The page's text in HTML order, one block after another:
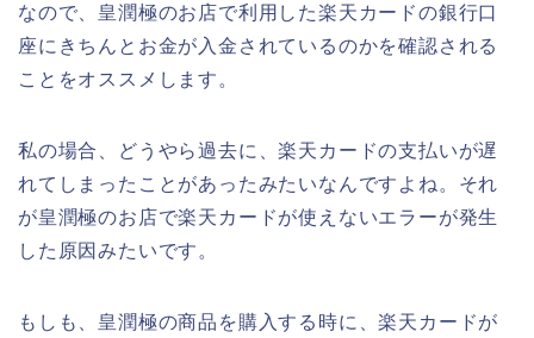
なので、皇潤極のお店で利用した楽天カードの銀行口
座にきちんとお金が入金されているのかを確認される
ことをオススメします。
私の場合、どうやら過去に、楽天カードの支払いが遅
れてしまったことがあったみたいなんですよね。それ
が皇潤極のお店で楽天カードが使えないエラーが発生
した原因みたいです。
もしも、皇潤極の商品を購入する時に、楽天カードが